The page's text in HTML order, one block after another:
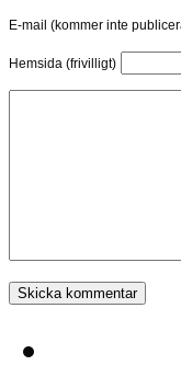
E-mail (kommer inte
Hemsida (frivilligt)